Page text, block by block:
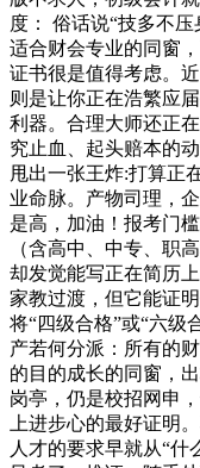
度： 俗话说“技多不
适合财会专业的同窗
证书很是值得考虑。
则是让你正在浩繁应
利器。合理大师还正
究止血、起头赔本的
甩出一张王炸:打算正
业命脉。产物司理，
是高，加油！报考门
（含高中、中专、职
却发觉能写正在简历
家教过渡，但它能证
将“四级合格”或“六级
产若何分派：所有的
的目的成长的同窗，
岗亭，仍是校招网申
上进步心的最好证明
人才的要求早就从“什